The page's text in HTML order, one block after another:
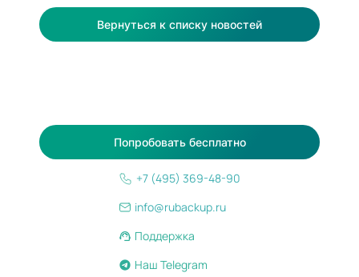
Вернуться к списку новостей
+7 (495) 369-48-90
info@rubackup.ru
Поддержка
Наш Telegram
Попробовать бесплатно